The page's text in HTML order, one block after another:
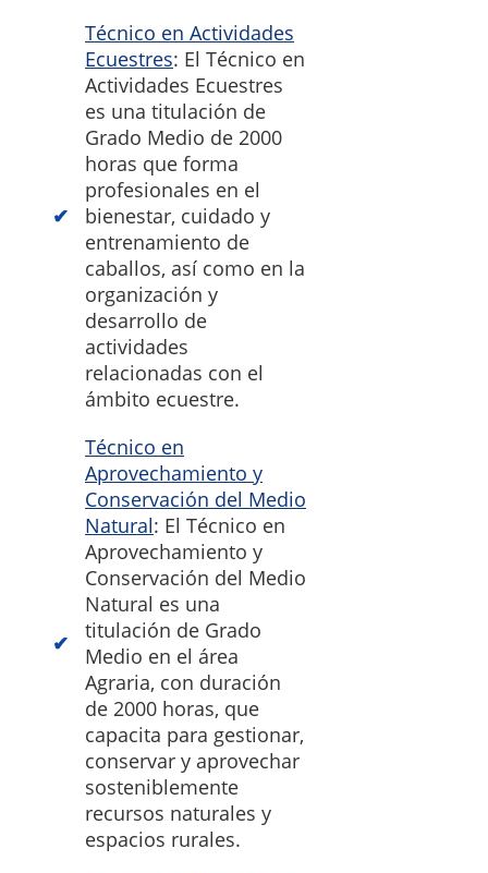
Técnico en Actividades
Ecuestres: El Técnico en
Actividades Ecuestres
es una titulación de
Grado Medio de 2000
horas que forma
profesionales en el
bienestar, cuidado y
entrenamiento de
caballos, así como en la
organización y
desarrollo de
actividades
relacionadas con el
ámbito ecuestre.
Técnico en
Aprovechamiento y
Conservación del Medio
Natural: El Técnico en
Aprovechamiento y
Conservación del Medio
Natural es una
titulación de Grado
Medio en el área
Agraria, con duración
de 2000 horas, que
capacita para gestionar,
conservar y aprovechar
sosteniblemente
recursos naturales y
espacios rurales.